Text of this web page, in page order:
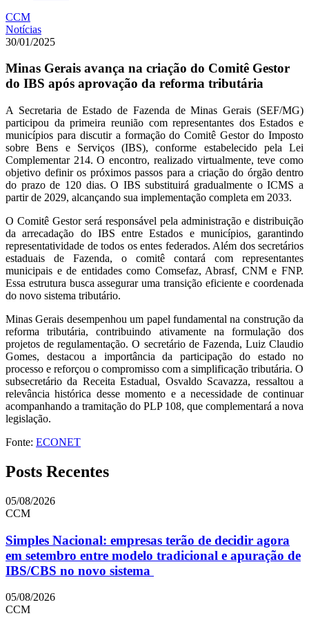
CCM
Notícias
30/01/2025
Minas Gerais avança na criação do Comitê Gestor
do IBS após aprovação da reforma tributária
A Secretaria de Estado de Fazenda de Minas Gerais (SEF/MG)
participou da primeira reunião com representantes dos Estados e
municípios para discutir a formação do Comitê Gestor do Imposto
sobre Bens e Serviços (IBS), conforme estabelecido pela Lei
Complementar 214. O encontro, realizado virtualmente, teve como
objetivo definir os próximos passos para a criação do órgão dentro
do prazo de 120 dias. O IBS substituirá gradualmente o ICMS a
partir de 2029, alcançando sua implementação completa em 2033.
O Comitê Gestor será responsável pela administração e distribuição
da arrecadação do IBS entre Estados e municípios, garantindo
representatividade de todos os entes federados. Além dos secretários
estaduais de Fazenda, o comitê contará com representantes
municipais e de entidades como Comsefaz, Abrasf, CNM e FNP.
Essa estrutura busca assegurar uma transição eficiente e coordenada
do novo sistema tributário.
Minas Gerais desempenhou um papel fundamental na construção da
reforma tributária, contribuindo ativamente na formulação dos
projetos de regulamentação. O secretário de Fazenda, Luiz Claudio
Gomes, destacou a importância da participação do estado no
processo e reforçou o compromisso com a simplificação tributária. O
subsecretário da Receita Estadual, Osvaldo Scavazza, ressaltou a
relevância histórica desse momento e a necessidade de continuar
acompanhando a tramitação do PLP 108, que complementará a nova
legislação.
Fonte: ECONET
Posts Recentes
05/08/2026
CCM
Simples Nacional: empresas terão de decidir agora
em setembro entre modelo tradicional e apuração de
IBS/CBS no novo sistema
05/08/2026
CCM